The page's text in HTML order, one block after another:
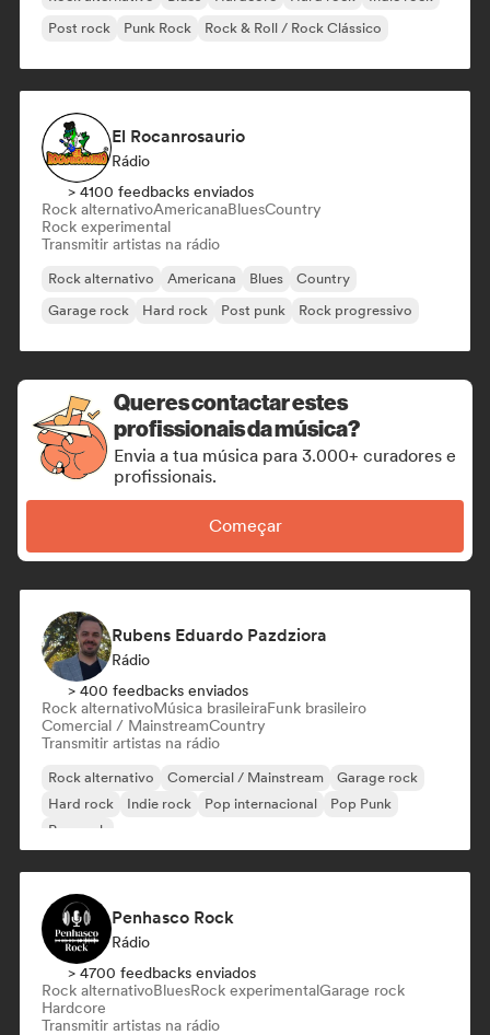
Post rock
Punk Rock Rock & Roll / Rock Clássico
El Rocanrosaurio
Rádio
> 4100 feedbacks enviados
Rock alternativoAmericanaBluesCountry
Rock experimental
Transmitir artistas na rádio
Rock alternativo Americana Blues
Country
Garage rock
Hard rock Post punk Rock progressivo
Queres contactar estes
profissionais da música?
Envia a tua música para 3.000+ curadores e
profissionais.
Começar
Rubens Eduardo Pazdziora
Rádio
> 400 feedbacks enviados
Rock alternativoMúsica brasileiraFunk brasileiro
Comercial / MainstreamCountry
Transmitir artistas na rádio
Rock alternativo Comercial / Mainstream
Garage rock
Hard rock
Indie rock Pop internacional
Pop Punk
Pop rock
Penhasco Rock
Rádio
> 4700 feedbacks enviados
Rock alternativoBluesRock experimentalGarage rock
Hardcore
Transmitir artistas na rádio